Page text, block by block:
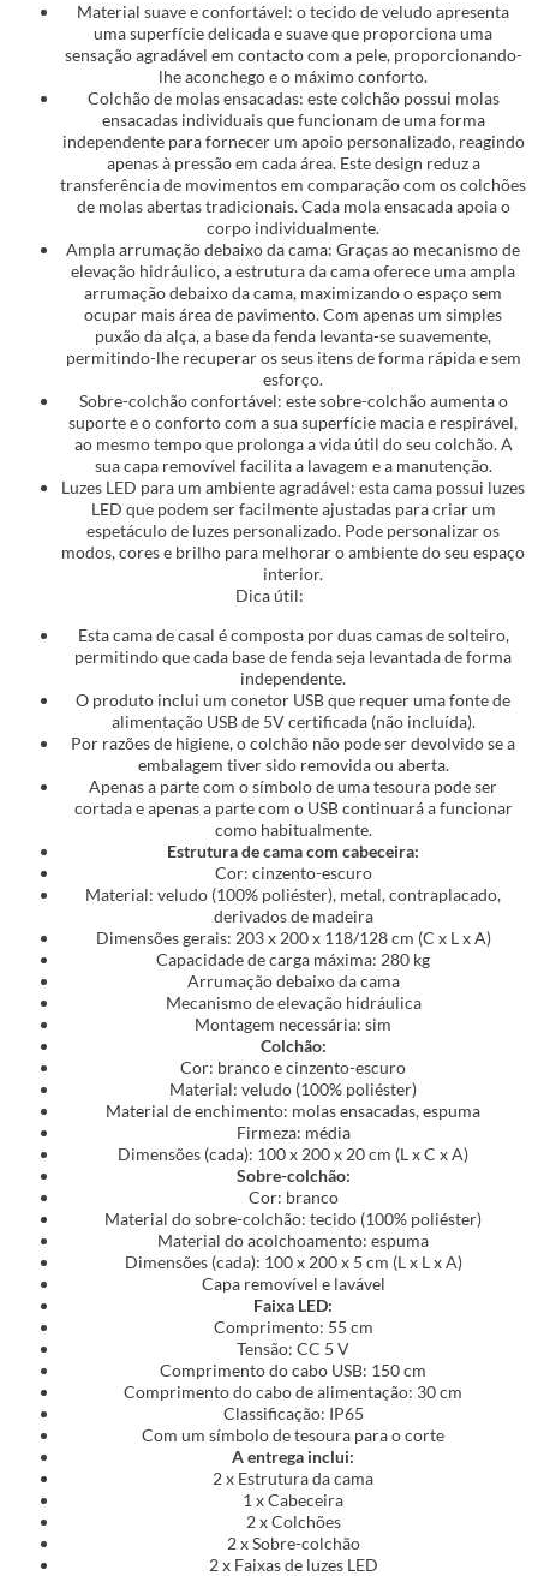
Material suave e confortável: o tecido de veludo apresenta
uma superfície delicada e suave que proporciona uma
sensação agradável em contacto com a pele, proporcionando-
lhe aconchego e o máximo conforto.
Colchão de molas ensacadas: este colchão possui molas
ensacadas individuais que funcionam de uma forma
independente para fornecer um apoio personalizado, reagindo
apenas à pressão em cada área. Este design reduz a
transferência de movimentos em comparação com os colchões
de molas abertas tradicionais. Cada mola ensacada apoia o
corpo individualmente.
Ampla arrumação debaixo da cama: Graças ao mecanismo de
elevação hidráulico, a estrutura da cama oferece uma ampla
arrumação debaixo da cama, maximizando o espaço sem
ocupar mais área de pavimento. Com apenas um simples
puxão da alça, a base da fenda levanta-se suavemente,
permitindo-lhe recuperar os seus itens de forma rápida e sem
esforço.
Sobre-colchão confortável: este sobre-colchão aumenta o
suporte e o conforto com a sua superfície macia e respirável,
ao mesmo tempo que prolonga a vida útil do seu colchão. A
sua capa removível facilita a lavagem e a manutenção.
Luzes LED para um ambiente agradável: esta cama possui luzes
LED que podem ser facilmente ajustadas para criar um
espetáculo de luzes personalizado. Pode personalizar os
modos, cores e brilho para melhorar o ambiente do seu espaço
interior.
Dica útil:
Esta cama de casal é composta por duas camas de solteiro,
permitindo que cada base de fenda seja levantada de forma
independente.
O produto inclui um conetor USB que requer uma fonte de
alimentação USB de 5V certificada (não incluída).
Por razões de higiene, o colchão não pode ser devolvido se a
embalagem tiver sido removida ou aberta.
Apenas a parte com o símbolo de uma tesoura pode ser
cortada e apenas a parte com o USB continuará a funcionar
como habitualmente.
Estrutura de cama com cabeceira:
Cor: cinzento-escuro
Material: veludo (100% poliéster), metal, contraplacado,
derivados de madeira
Dimensões gerais: 203 x 200 x 118/128 cm (C x L x A)
Capacidade de carga máxima: 280 kg
Arrumação debaixo da cama
Mecanismo de elevação hidráulica
Montagem necessária: sim
Colchão:
Cor: branco e cinzento-escuro
Material: veludo (100% poliéster)
Material de enchimento: molas ensacadas, espuma
Firmeza: média
Dimensões (cada): 100 x 200 x 20 cm (L x C x A)
Sobre-colchão:
Cor: branco
Material do sobre-colchão: tecido (100% poliéster)
Material do acolchoamento: espuma
Dimensões (cada): 100 x 200 x 5 cm (L x L x A)
Capa removível e lavável
Faixa LED:
Comprimento: 55 cm
Tensão: CC 5 V
Comprimento do cabo USB: 150 cm
Comprimento do cabo de alimentação: 30 cm
Classificação: IP65
Com um símbolo de tesoura para o corte
A entrega inclui:
2 x Estrutura da cama
1 x Cabeceira
2 x Colchões
2 x Sobre-colchão
2 x Faixas de luzes LED